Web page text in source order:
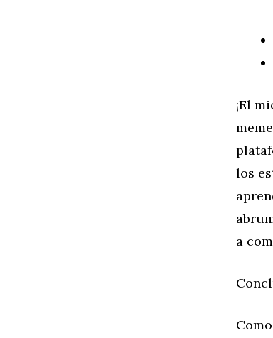
¡El
los
a